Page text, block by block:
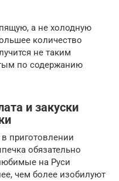
а не холодную
количество
не таким
по содержанию
и закуски
приготовлении
обязательно
на Руси
чем более изобилуют